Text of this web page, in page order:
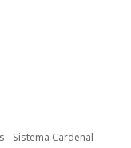
- Sistema Cardenal